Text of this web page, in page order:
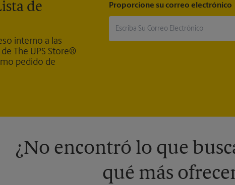
de
interno a las
The UPS Store®
pedido de
Proporcione su correo electrónico
¿No encontró lo que
qué más